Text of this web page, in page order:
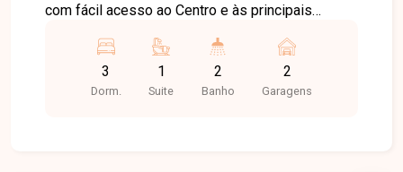
com fácil acesso ao Centro e às principais
infraestrutura de comércios, escolas,
supermercados, farmácias e diversos serviços,
proporcionando praticidade e qualidade de vida.
3
Dorm.
1
Suite
2
Banho
2
Garagens